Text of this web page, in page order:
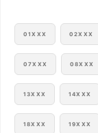
01XXX 02XXX
07XXX 08XXX
13XXX 14XXX
18XXX 19XXX